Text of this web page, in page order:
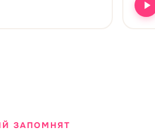
ЗАПОМНЯТ